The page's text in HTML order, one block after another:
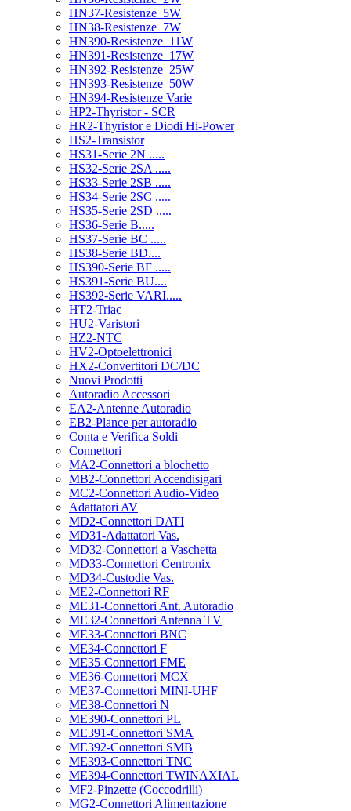
HN37-Resistenze_5W
HN38-Resistenze_7W
HN390-Resistenze_11W
HN391-Resistenze_17W
HN392-Resistenze_25W
HN393-Resistenze_50W
HN394-Resistenze Varie
HP2-Thyristor - SCR
HR2-Thyristor e Diodi Hi-Power
HS2-Transistor
HS31-Serie 2N .....
HS32-Serie 2SA .....
HS33-Serie 2SB .....
HS34-Serie 2SC .....
HS35-Serie 2SD .....
HS36-Serie B.....
HS37-Serie BC .....
HS38-Serie BD....
HS390-Serie BF .....
HS391-Serie BU....
HS392-Serie VARI.....
HT2-Triac
HU2-Varistori
HZ2-NTC
HV2-Optoelettronici
HX2-Convertitori DC/DC
Nuovi Prodotti
Autoradio Accessori
EA2-Antenne Autoradio
EB2-Plance per autoradio
Conta e Verifica Soldi
Connettori
MA2-Connettori a blochetto
MB2-Connettori Accendisigari
MC2-Connettori Audio-Video
Adattatori AV
MD2-Connettori DATI
MD31-Adattatori Vas.
MD32-Connettori a Vaschetta
MD33-Connettori Centronix
MD34-Custodie Vas.
ME2-Connettori RF
ME31-Connettori Ant. Autoradio
ME32-Connettori Antenna TV
ME33-Connettori BNC
ME34-Connettori F
ME35-Connettori FME
ME36-Connettori MCX
ME37-Connettori MINI-UHF
ME38-Connettori N
ME390-Connettori PL
ME391-Connettori SMA
ME392-Connettori SMB
ME393-Connettori TNC
ME394-Connettori TWINAXIAL
MF2-Pinzette (Coccodrilli)
MG2-Connettori Alimentazione